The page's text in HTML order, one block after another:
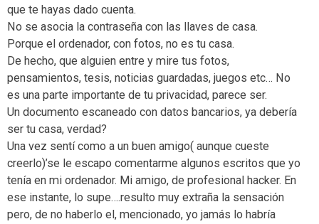
que te hayas dado cuenta.
No se asocia la contraseña con las llaves de casa.
Porque el ordenador, con fotos, no es tu casa.
De hecho, que alguien entre y mire tus fotos,
pensamientos, tesis, noticias guardadas, juegos etc… No
es una parte importante de tu privacidad, parece ser.
Un documento escaneado con datos bancarios, ya debería
ser tu casa, verdad?
Una vez sentí como a un buen amigo( aunque cueste
creerlo)’se le escapo comentarme algunos escritos que yo
tenía en mi ordenador. Mi amigo, de profesional hacker. En
ese instante, lo supe….resulto muy extraña la sensación
pero, de no haberlo el, mencionado, yo jamás lo habría